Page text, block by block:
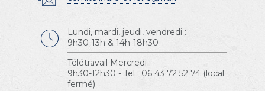
Lundi, mardi, jeudi, vendredi :
9h30-13h & 14h-18h30
Télétravail Mercredi :
9h30-12h30 - Tel : 06 43 72 52 74 (local
fermé)